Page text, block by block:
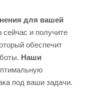
для вашей
и получите
обеспечит
Наши
под ваши задачи.